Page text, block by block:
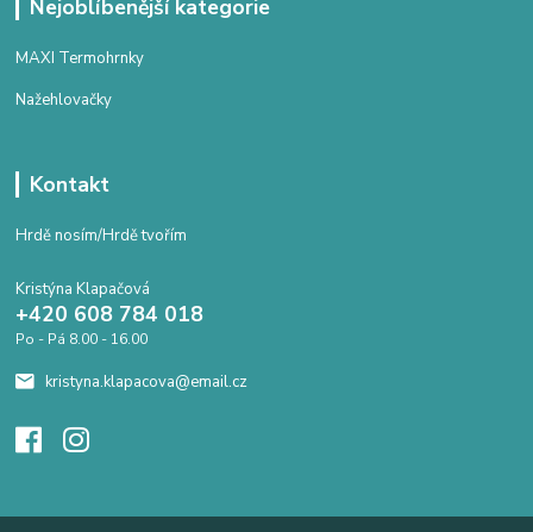
Nejoblíbenější kategorie
MAXI Termohrnky
Nažehlovačky
Kontakt
Hrdě nosím/Hrdě tvořím
Kristýna Klapačová
+420 608 784 018
Po - Pá 8.00 - 16.00
kristyna.klapacova@email.cz